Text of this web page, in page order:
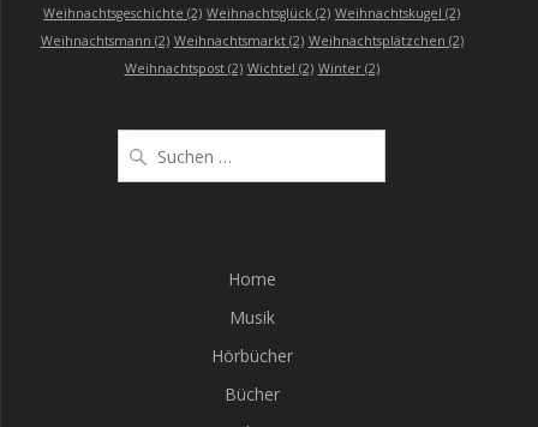
Weihnachtsgeschichte (2) Weihnachtsglück (2) Weihnachtskugel (2)
Weihnachtsmann (2) Weihnachtsmarkt(2) Weihnachtsplätzchen (2)
Weihnachtspost(2) Wichtel (2) Winter(2)
nach:
Home
Musik
Hörbücher
Bücher